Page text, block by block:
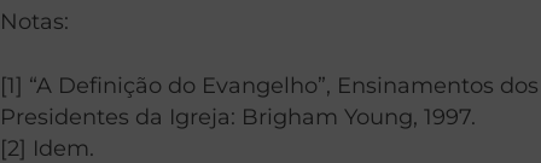
Notas:
[1] “A Definição do Evangelho”, Ensinamentos dos
Presidentes da Igreja: Brigham Young, 1997.
[2] Idem.